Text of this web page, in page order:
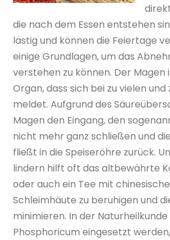
die nach dem Essen entstehen
lästig und können die Feiertage
einige Grundlagen, um das
verstehen zu können. Der Magen
Organ, dass sich bei zu vielen
meldet. Aufgrund des
Magen den Eingang, den
nicht mehr ganz schließen und
fließt in die Speiseröhre zurück.
lindern hilft oft das altbewährte
oder auch ein Tee mit
Schleimhäute zu beruhigen und
minimieren. In der
Phosphoricum eingesetzt